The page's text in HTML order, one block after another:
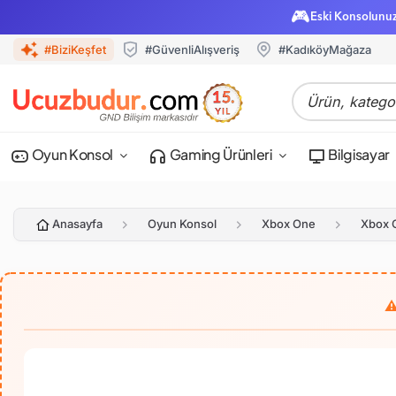
🎮 Eski
#BiziKeşfet #GüvenliAlışveriş #KadıköyMağaza
Oyun Konsol Gaming Ürünleri Bilgisayar
Anasayfa Oyun Konsol Xbox One Xbox